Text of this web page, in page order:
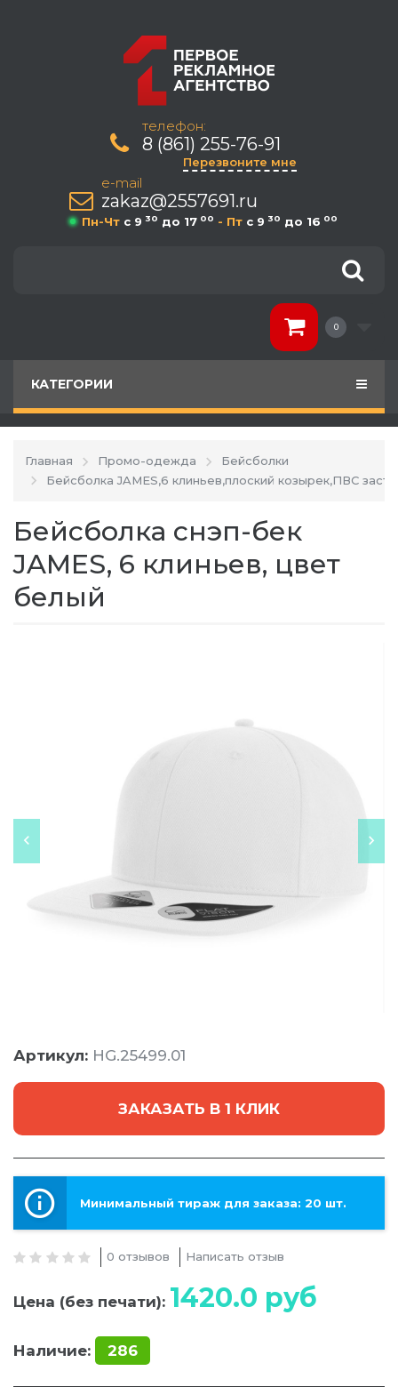
телефон:
8 (861) 255-76-91
Перезвоните мне
e-mail
zakaz@2557691.ru
Пн-Чт c 9 30 до 17 00 - Пт c 9 30 до 16 00
0
КАТЕГОРИИ
Главная Промо-одежда
Бейсболки
Бейсболка JAMES,6 клиньев,плоский козырек,ПВС
Бейсболка снэп-бек
JAMES, 6 клиньев, цвет
белый
Артикул: HG.25499.01
ЗАКАЗАТЬ В 1 КЛИК
Минимальный тираж для заказа: 20 шт.
0 отзывов Написать отзыв
Цена (без печати): 1420.0 руб
Наличие: 286